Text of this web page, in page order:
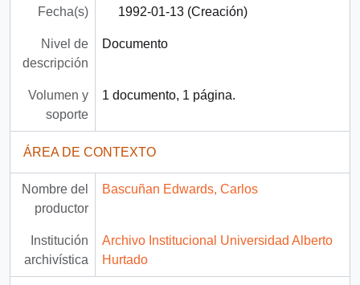
Fecha(s) 1992-01-13 (Creación)
Nivel de
descripción
Documento
Volumen y
soporte
1 documento, 1 página.
ÁREA DE CONTEXTO
Nombre del
productor
Bascuñan Edwards, Carlos
Institución
archivística
Archivo Institucional Universidad Alberto
Hurtado